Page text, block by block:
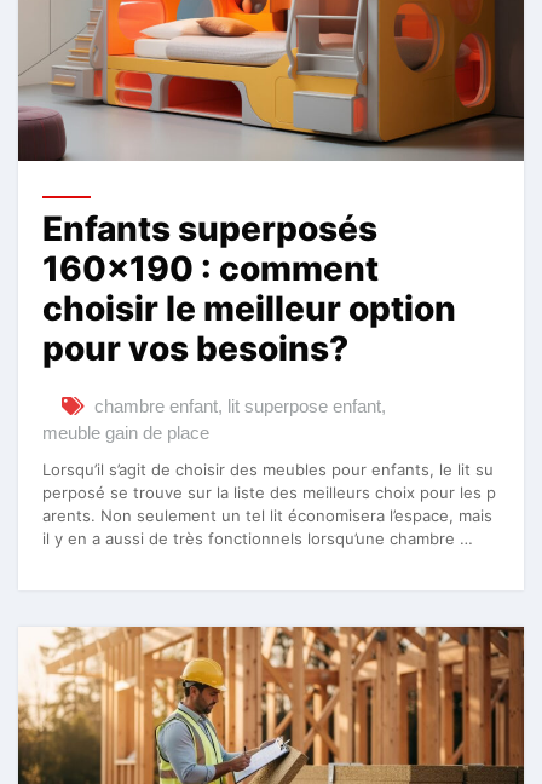
Enfants superposés
160×190 : comment
choisir le meilleur option
pour vos besoins?
chambre enfant, lit superpose enfant,
meuble gain de place
Lorsqu’il s’agit de choisir des meubles pour enfants, le lit su
perposé se trouve sur la liste des meilleurs choix pour les p
arents. Non seulement un tel lit économisera l’espace, mais
il y en a aussi de très fonctionnels lorsqu’une chambre …